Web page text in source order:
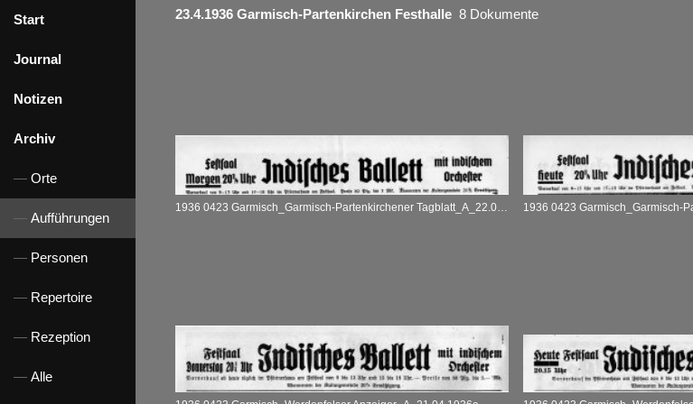
Start
Journal
Notizen
Archiv
Orte
Aufführungen
Personen
Repertoire
Rezeption
Alle
23.4.1936 Garmisch-Partenkirchen Festhalle 8 Dokumente